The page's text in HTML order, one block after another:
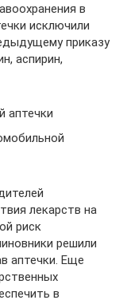
в
исключили
приказу
аспирин,
аптечки
лекарств на
риск
решили
аптечки. Еще
в